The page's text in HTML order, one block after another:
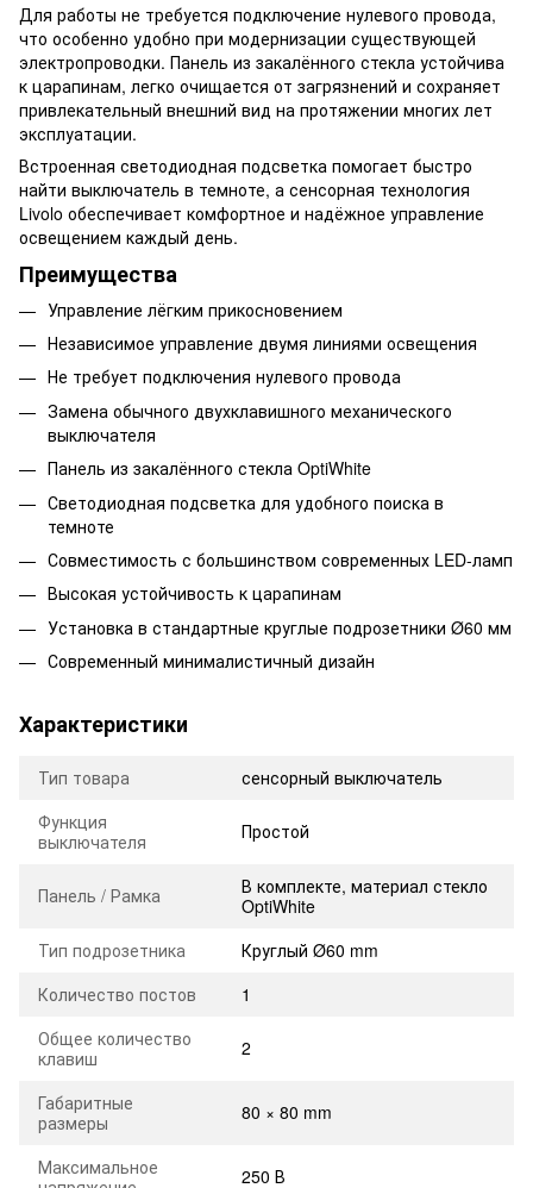
Для работы не требуется подключение нулевого провода,
что особенно удобно при модернизации существующей
электропроводки. Панель из закалённого стекла устойчива
к царапинам, легко очищается от загрязнений и сохраняет
привлекательный внешний вид на протяжении многих лет
эксплуатации.
Встроенная светодиодная подсветка помогает быстро
найти выключатель в темноте, а сенсорная технология
Livolo обеспечивает комфортное и надёжное управление
освещением каждый день.
Преимущества
Управление лёгким прикосновением
Независимое управление двумя линиями освещения
Не требует подключения нулевого провода
Замена обычного двухклавишного механического
выключателя
Панель из закалённого стекла OptiWhite
Светодиодная подсветка для удобного поиска в
темноте
Совместимость с большинством современных LED-ламп
Высокая устойчивость к царапинам
Установка в стандартные круглые подрозетники Ø60 мм
Современный минималистичный дизайн
Характеристики
Тип товара
сенсорный выключатель
Функция
выключателя
Простой
Панель / Рамка
В комплекте, материал стекло
OptiWhite
Тип подрозетника
Круглый Ø60 mm
Количество постов
1
Общее количество
клавиш
2
Габаритные
размеры
80 × 80 mm
Максимальное
250 В